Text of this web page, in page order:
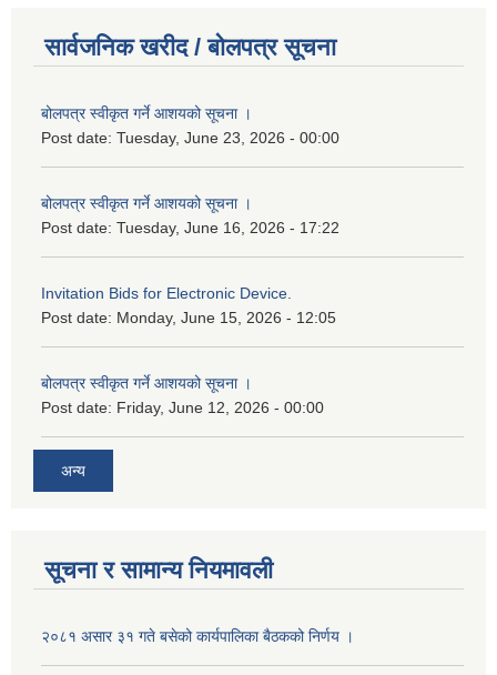
सार्वजनिक खरीद / बोलपत्र सूचना
बोलपत्र स्वीकृत गर्ने आशयको सूचना ।
Post date: Tuesday, June 23, 2026 - 00:00
बोलपत्र स्वीकृत गर्ने आशयको सूचना ।
Post date: Tuesday, June 16, 2026 - 17:22
Invitation Bids for Electronic Device.
Post date: Monday, June 15, 2026 - 12:05
बोलपत्र स्वीकृत गर्ने आशयको सूचना ।
Post date: Friday, June 12, 2026 - 00:00
अन्य
सूचना र सामान्य नियमावली
२०८१ असार ३१ गते बसेको कार्यपालिका बैठकको निर्णय ।